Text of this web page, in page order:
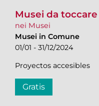
Musei da
nei Musei
Musei in Comune
01/01 - 31/12/2024
Proyectos accesibles
Gratis